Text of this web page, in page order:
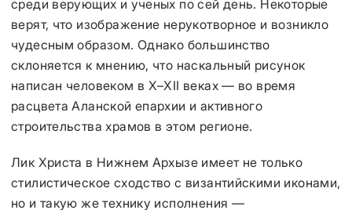
среди верующих и ученых по сей день. Некоторые
верят, что изображение нерукотворное и возникло
чудесным образом. Однако большинство
склоняется к мнению, что наскальный рисунок
написан человеком в X–XII веках — во время
расцвета Аланской епархии и активного
строительства храмов в этом регионе.
Лик Христа в Нижнем Архызе имеет не только
стилистическое сходство с византийскими иконами,
но и такую же технику исполнения —